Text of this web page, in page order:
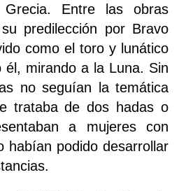
Entre las obras
predilección por Bravo
como el toro y lunático
él, mirando a la Luna. Sin
no seguían la temática
trataba de dos hadas o
a mujeres con
habían podido desarrollar